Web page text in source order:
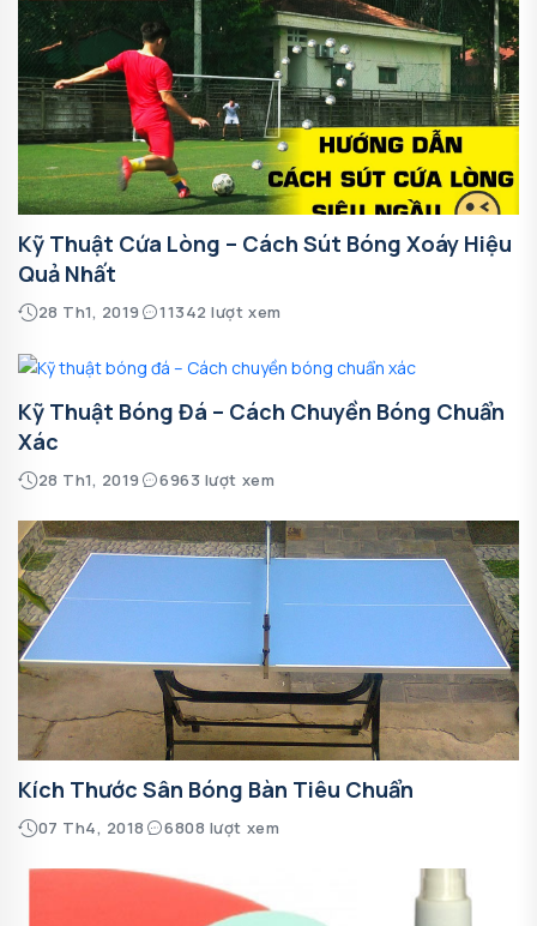
Kỹ Thuật Cứa Lòng – Cách Sút Bóng Xoáy Hiệu
Quả Nhất
28 Th1, 2019 11342 lượt xem
Kỹ Thuật Bóng Đá – Cách Chuyền Bóng Chuẩn
Xác
28 Th1, 2019 6963 lượt xem
Kích Thước Sân Bóng Bàn Tiêu Chuẩn
07 Th4, 2018 6808 lượt xem